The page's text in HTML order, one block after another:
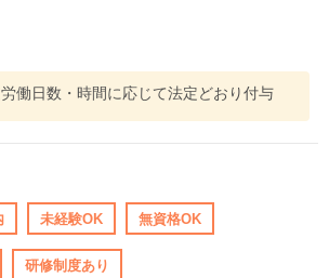
働日数・時間に応じて法定どおり付与
未経験OK 無資格OK
研修制度あり